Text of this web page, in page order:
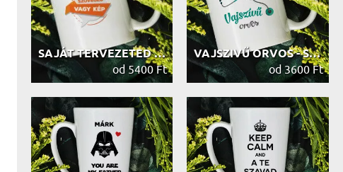
SAJÁT TERVEZETED - SZEMÉLYRE SZABOT...
od 5400 Ft
VAJSZIVŰ ORVOS - SZEMÉLYRE SZABOTT ...
od 3600 Ft